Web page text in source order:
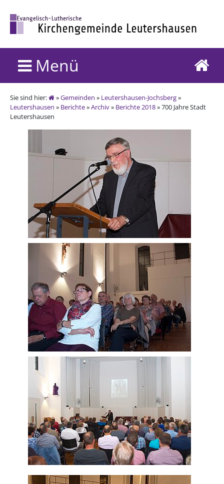
Menü
Sie sind hier: »Gemeinden » Leutershausen-Jochsberg»
Leutershausen » Berichte»Archiv» Berichte 2018» 700 Jahre Stadt
Leutershausen